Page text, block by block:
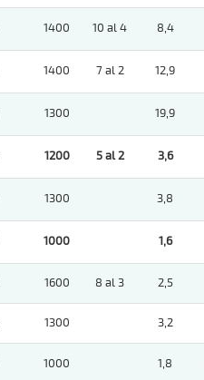
1400 10 al 4 8,4
1400 7 al 2 12,9
1300 19,9
1200 5 al 2 3,6
1300 3,8
1000 1,6
1600 8 al 3 2,5
1300 3,2
1000 1,8